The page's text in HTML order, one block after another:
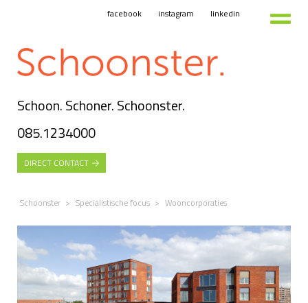
facebook instagram linkedin
Schoon. Schoner. Schoonster.
085.1234000
DIRECT CONTACT
Schoonster > Specialistische focus > Wooncorporaties